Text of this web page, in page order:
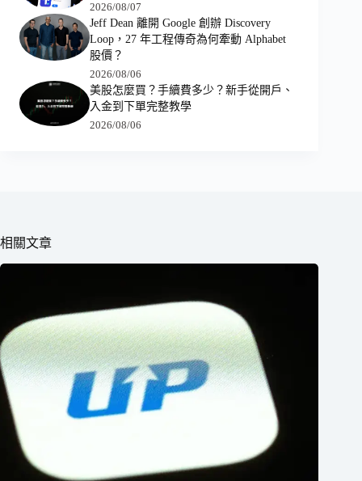
2026/08/07
Jeff Dean 離開 Google 創辦 Discovery
Loop，27 年工程傳奇為何牽動 Alphabet
股價？
2026/08/06
美股怎麼買？手續費多少？新手從開戶、
入金到下單完整教學
2026/08/06
相關文章